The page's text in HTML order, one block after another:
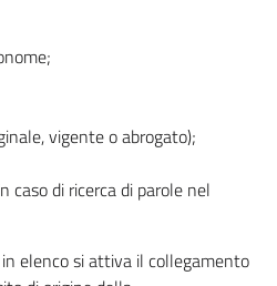
vigente o abrogato);
caso di ricerca di parole nel
elenco si attiva il collegamento